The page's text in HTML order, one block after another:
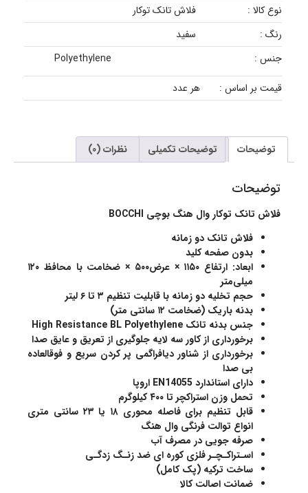
نوع کالا :
فلاش تانک توکار
رنگ :
سفید
جنس :
Polyethylene
قیمت بر اساس :
هر عدد
توضیحات توضیحات تکمیلی نظرات (0)
توضیحات
فلاش تانک توکار وال هنگ بوچی BOCCHI
فلاش تانک دو زمانه
بدون صفحه کلید
ابعاد: ارتفاع ۱۱۵۰ × عرض۵۰۰ × ضخامت با محافظ ۱۲۰
میلی‌متر
حجم تخلیه دو زمانه با قابلیت تنظیم ۳ تا ۶ لیتر
بدنه باریک (ضخامت ۱۲ سانتی متر)
جنس بدنه تانک High Resistance BL Polyethylene
برخورداری از کاور سه لایه جلوگیری از تعریق و عایق صدا
برخورداری از شناور دیافراگمی پر کردن سریع و فوقالعاده
بی صدا
دارای استاندارد EN14055 اروپا
تحمل وزن استراکچر تا ۴۰۰ کیلوگرم
قابل تنظیم برای فاصله محوری ۱۸ یا ۲۳ سانتی متری
انواع توالت فرنگی وال هنگ
صرفه جویی در مصرف آب
اسـتراکـچـر فلزی کوره ای ضد زنـگ زدگـی
ساخت ترکیه (پک کامل)
ضمانت اصالت کالا